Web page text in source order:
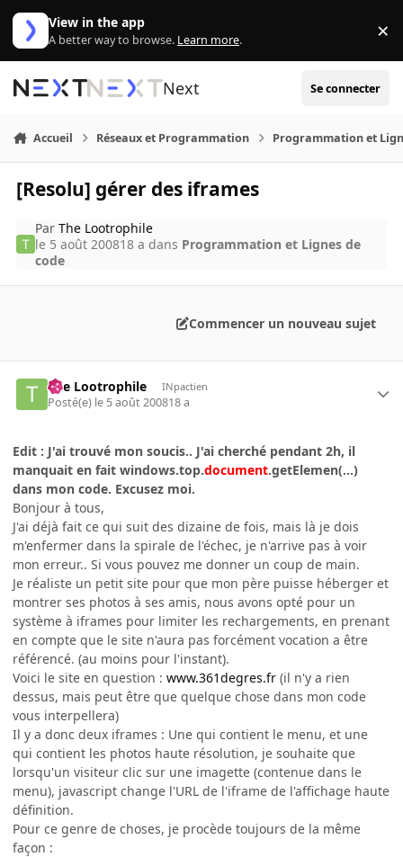
Aller au contenu
View in the app
A better way to browse. Learn more. ×
Next Se connecter
Accueil Réseaux et Programmation Programmation et
[Resolu] gérer des iframes
ParThe Lootrophile
le 5 août 200818 a dans Programmation et Lignes de
code
Commencer un nouveau sujet
The Lootrophile INpactien
Posté(e) le 5 août 200818 a
Edit : J'ai trouvé mon soucis.. J'ai cherché pendant 2h, il
manquait en fait windows.top.document.getElemen(...)
dans mon code. Excusez moi.
Bonjour à tous,
J'ai déjà fait ce qui suit des dizaine de fois, mais là je dois
m'enfermer dans la spirale de l'échec, je n'arrive pas à voir
mon erreur.. Si vous pouvez me donner un coup de main.
Je réaliste un petit site pour que mon père puisse héberger et
montrer ses photos à ses amis, nous avons opté pour un
système à iframes pour limiter les rechargements, en prenant
en compte que le site n'aura pas forcément vocation a être
référencé. (au moins pour l'instant).
Voici le site en question : www.361degres.fr (il n'y a rien
dessus, mais peut être que quelque chose dans mon code
vous interpellera)
Il y a donc deux iframes : Une qui contient le menu, et une
qui contient les photos haute résolution, je souhaite que
lorsqu'un visiteur clic sur une imagette (contenue dans le
menu), javascript change l'URL de l'iframe de l'affichage haute
définition.
Pour ce genre de choses, je procède toujours de la même
façon :